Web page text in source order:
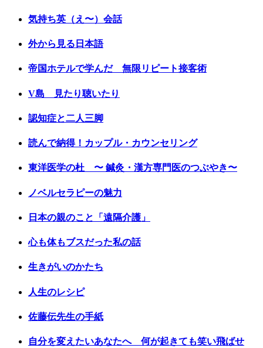
気持ち英（え〜）会話
外から見る日本語
帝国ホテルで学んだ 無限リピート接客術
V島 見たり聴いたり
認知症と二人三脚
読んで納得！カップル・カウンセリング
東洋医学の杜 〜 鍼灸・漢方専門医のつぶやき〜
ノベルセラピーの魅力
日本の親のこと「遠隔介護」
心も体もブスだった私の話
生きがいのかたち
人生のレシピ
佐藤伝先生の手紙
自分を変えたいあなたへ 何が起きても笑い飛ばせ